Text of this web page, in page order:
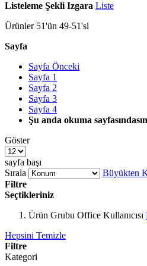
Listeleme Şekli Izgara Liste
Ürünler 51'ün 49-51'si
Sayfa
Sayfa Önceki
Sayfa 1
Sayfa 2
Sayfa 3
Sayfa 4
Şu anda okuma
Göster
sayfa başı
Sırala
Büyükten
Filtre
Seçtikleriniz
Ürün Grubu Office Kullanıcısı
Hepsini Temizle
Filtre
Kategori